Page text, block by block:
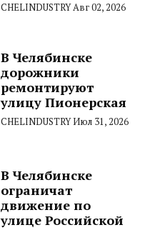
CHELINDUSTRYАвг 02, 2026
В Челябинске
дорожники
ремонтируют
улицу Пионерская
CHELINDUSTRYИюл 31, 2026
В Челябинске
ограничат
движение по
улице Российской